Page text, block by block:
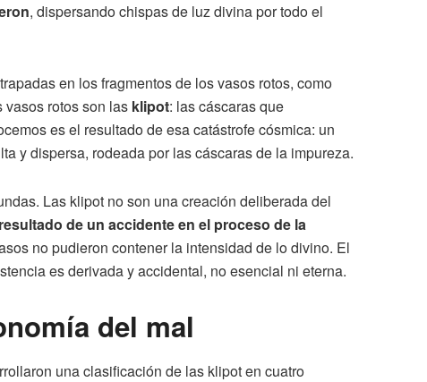
, dispersando chispas de luz divina por todo el
en los fragmentos de los vasos rotos, como
vasos rotos son las klipot: las cáscaras que
es el resultado de esa catástrofe cósmica: un
y dispersa, rodeada por las cáscaras de la impureza.
Las klipot no son una creación deliberada del
de un accidente en el proceso de la
no pudieron contener la intensidad de lo divino. El
es derivada y accidental, no esencial ni eterna.
del mal
una clasificación de las klipot en cuatro